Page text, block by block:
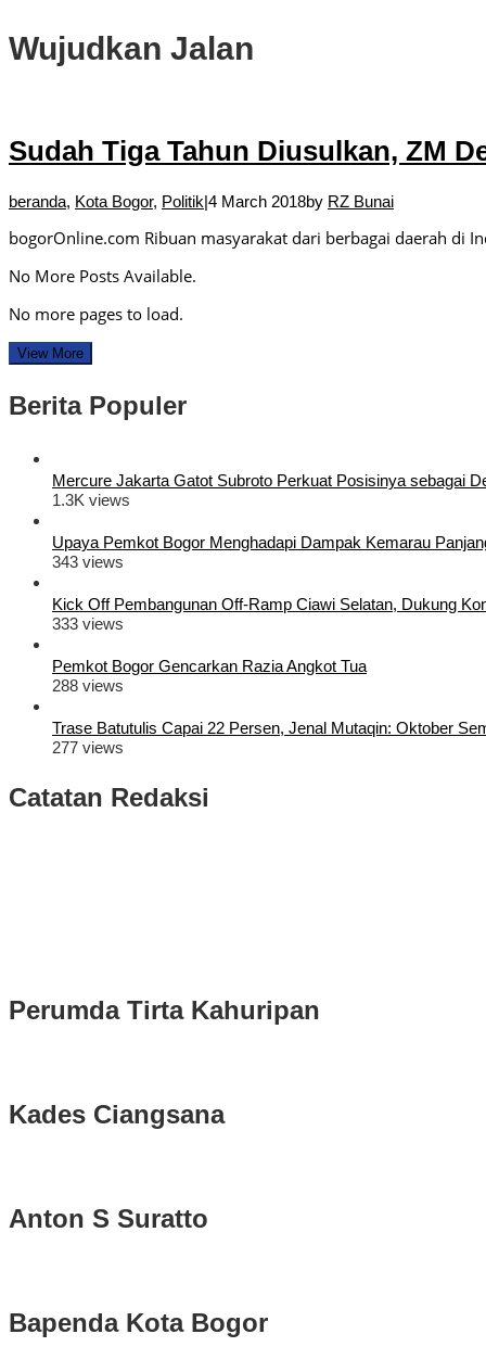
Wujudkan Jalan
Sudah Tiga Tahun Diusulkan, ZM
beranda, Kota Bogor, Politik|4 March 2018by RZ Bunai
bogorOnline.com Ribuan masyarakat dari berbagai daerah di
No More Posts Available.
No more pages to load.
View More
Berita Populer
Mercure Jakarta Gatot Subroto Perkuat Posisinya sebagai
1.3K views
Upaya Pemkot Bogor Menghadapi Dampak Kemarau
343 views
Kick Off Pembangunan Off-Ramp Ciawi Selatan, Dukung
333 views
Pemkot Bogor Gencarkan Razia Angkot Tua
288 views
Trase Batutulis Capai 22 Persen, Jenal Mutaqin: Oktober
277 views
Catatan Redaksi
Perumda Tirta Kahuripan
Kades Ciangsana
Anton S Suratto
Bapenda Kota Bogor